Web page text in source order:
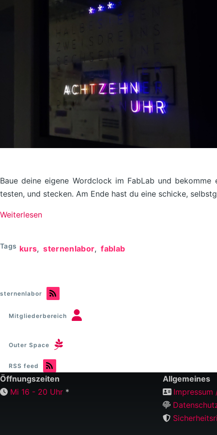
Baue deine eigene Wordclock im FabLab und bekomme
testen, und stecken. Am Ende hast du eine schicke,
Weiterlesen
Wordclock
Workshop
Tags kurs sternenlabor fablab
sternenlabor
Mitgliederbereich
Outer Space
RSS feed
Öffnungszeiten
Mi 16 - 20 Uhr *
Allgemeines
Impressum